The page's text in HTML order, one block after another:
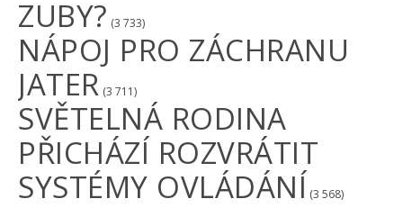
ZUBY? (3 733)
NÁPOJ PRO ZÁCHRANU
JATER (3 711)
SVĚTELNÁ RODINA
PŘICHÁZÍ ROZVRÁTIT
SYSTÉMY OVLÁDÁNÍ (3 568)